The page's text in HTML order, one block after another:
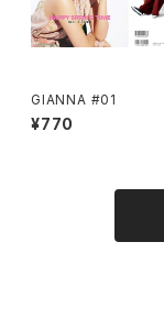
GIANNA #01
¥770